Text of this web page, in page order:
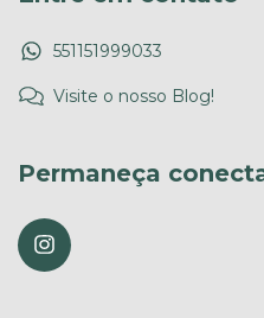
551151999033
Visite o nosso Blog!
Permaneça